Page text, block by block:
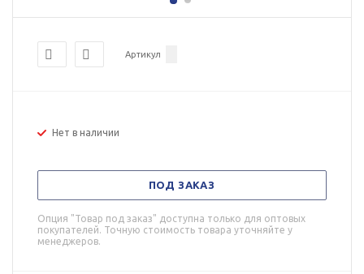
Артикул
Нет в наличии
ПОД ЗАКАЗ
Опция "Товар под заказ" доступна только для оптовых
покупателей. Точную стоимость товара уточняйте у
менеджеров.